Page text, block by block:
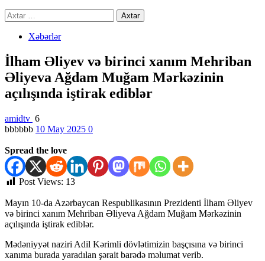
Axtarış:
Xəbərlər
İlham Əliyev və birinci xanım Mehriban
Əliyeva Ağdam Muğam Mərkəzinin
açılışında iştirak ediblər
amidtv 6
bbbbbb 10 May 2025 0
Spread the love
Post Views: 13
Mayın 10-da Azərbaycan Respublikasının Prezidenti İlham Əliyev
və birinci xanım Mehriban Əliyeva Ağdam Muğam Mərkəzinin
açılışında iştirak ediblər.
Mədəniyyət naziri Adil Kərimli dövlətimizin başçısına və birinci
xanıma burada yaradılan şərait barədə məlumat verib.